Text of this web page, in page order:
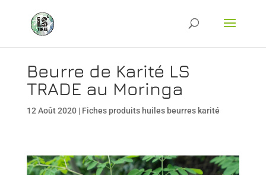
Beurre de Karité LS
TRADE au Moringa
12 Août 2020| Fiches produits huiles beurres karité